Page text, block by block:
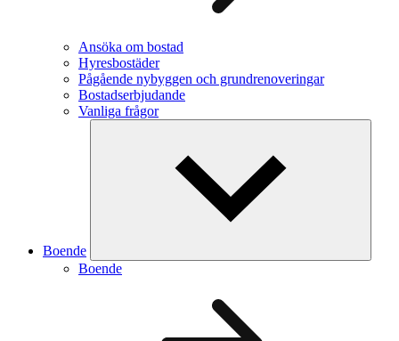
Ansöka om bostad
Hyresbostäder
Pågående nybyggen och grundrenoveringar
Bostadserbjudande
Vanliga frågor
Boende
Boende